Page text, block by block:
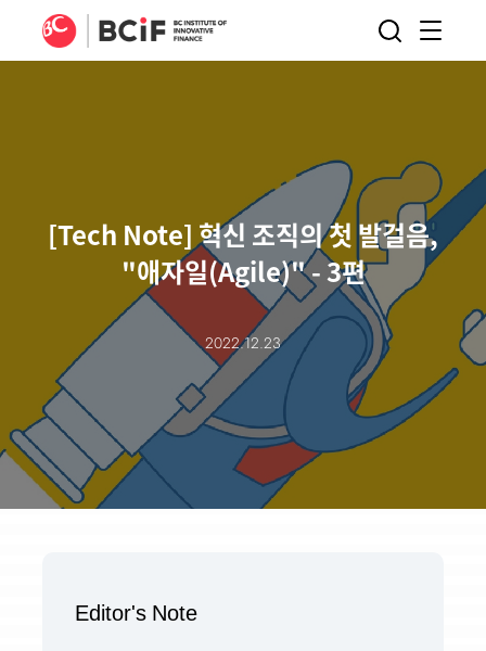
BCIF
메뉴
열기
검색
[Tech Note] 혁신 조직의 첫 발걸음,
"애자일(Agile)" - 3편
2022.12.23
Editor's Note